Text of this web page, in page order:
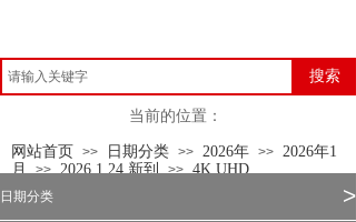
搜索
当前的位置：
网站首页 >> 日期分类 >> 2026年 >> 2026年1
月 >> 2026.1.24 新到 >> 4K UHD
日期分类 >